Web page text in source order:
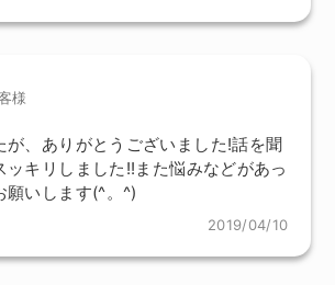
様
が、ありがとうございました!話を聞
ッキリしました!!また悩みなどがあっ
願いします(^。^)
2019/04/10